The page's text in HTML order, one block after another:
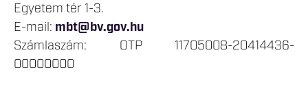
Egyetem tér 1-3.
E-mail: mbt@bv.gov.hu
Számlaszám: OTP 11705008-20414436-
00000000